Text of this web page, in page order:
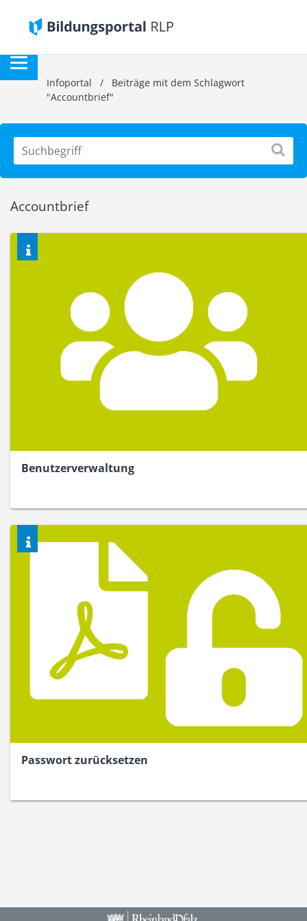
Infoportal / Beiträge mit dem Schlagwort
"Accountbrief"
Accountbrief
Benutzerverwaltung
Passwort zurücksetzen